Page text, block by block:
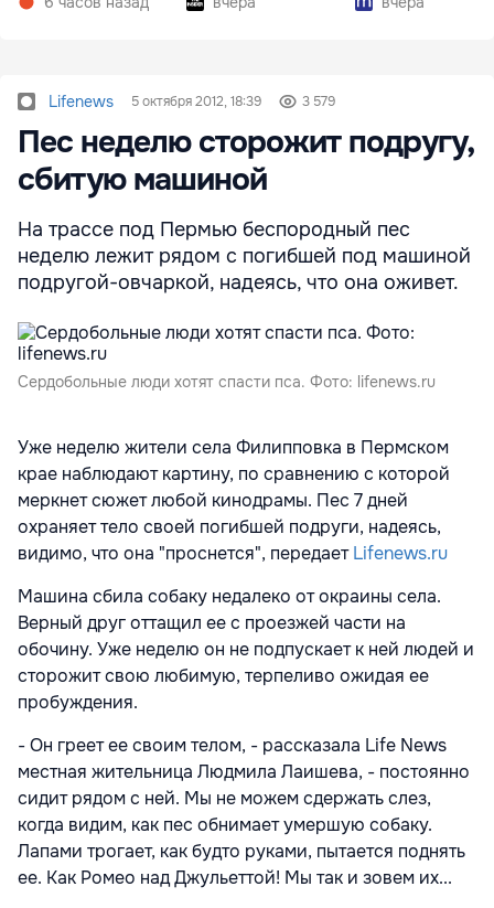
Lifenews 5 октября 2012, 18:39 3 579
Пес неделю сторожит подругу,
сбитую машиной
На трассе под Пермью беспородный пес
неделю лежит рядом с погибшей под машиной
подругой-овчаркой, надеясь, что она оживет.
Сердобольные люди хотят спасти пса. Фото: lifenews.ru
Уже неделю жители села Филипповка в Пермском
крае наблюдают картину, по сравнению с которой
меркнет сюжет любой кинодрамы. Пес 7 дней
охраняет тело своей погибшей подруги, надеясь,
видимо, что она "проснется", передаетLifenews.ru
Машина сбила собаку недалеко от окраины села.
Верный друг оттащил ее с проезжей части на
обочину. Уже неделю он не подпускает к ней людей и
сторожит свою любимую, терпеливо ожидая ее
пробуждения.
- Он греет ее своим телом, - рассказала Life News
местная жительница Людмила Лаишева, - постоянно
сидит рядом с ней. Мы не можем сдержать слез,
когда видим, как пес обнимает умершую собаку.
Лапами трогает, как будто руками, пытается поднять
ее. Как Ромео над Джульеттой! Мы так и зовем их...